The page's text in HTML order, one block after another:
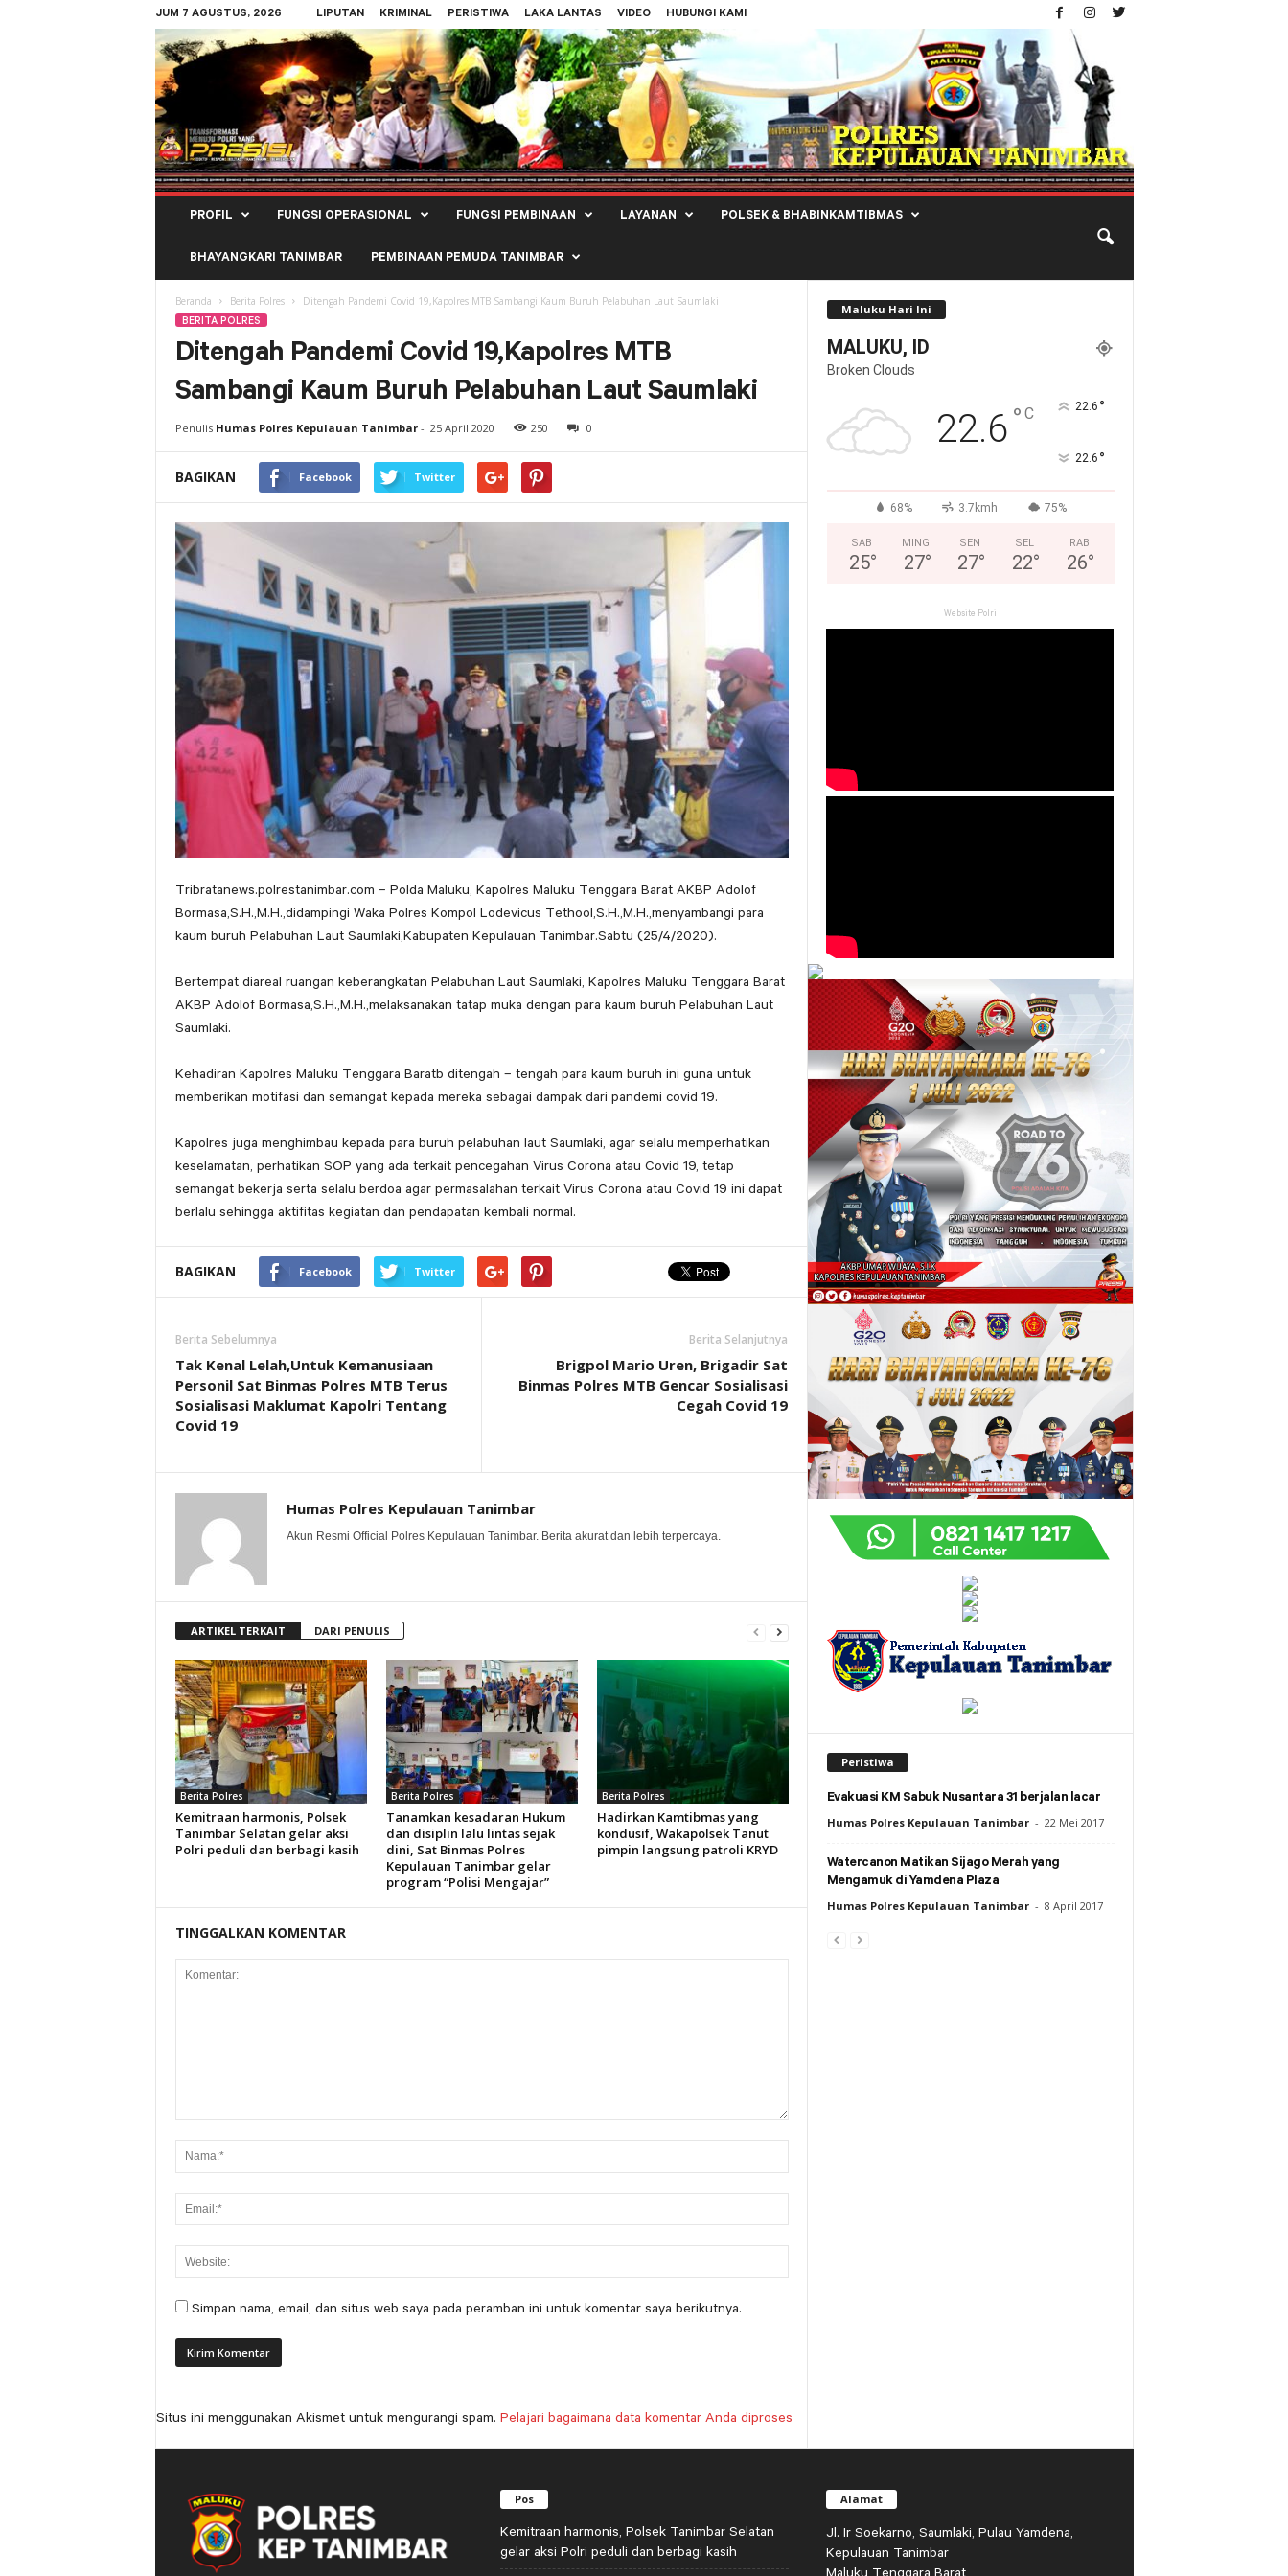
JUM 7 AGUSTUS, 2026 LIPUTAN KRIMINAL PERISTIWA LAKA LANTAS VIDEO HUBUNGI KAMI
Polres
Kepulauan
PROFIL FUNGSI OPERASIONAL FUNGSI PEMBINAAN LAYANAN POLSEK & BHABINKAMTIBMAS
BHAYANGKARI TANIMBAR PEMBINAAN PEMUDA TANIMBAR
Beranda Berita Polres Ditengah Pandemi Covid 19,Kapolres MTB Sambangi Kaum Buruh Pelabuhan Laut Saumlaki
BERITA POLRES
Ditengah Pandemi Covid 19,Kapolres MTB
Sambangi Kaum Buruh Pelabuhan Laut Saumlaki
Penulis Humas Polres Kepulauan Tanimbar- 25 April 2020 250 0
BAGIKAN Facebook Twitter
Tribratanews.polrestanimbar.com – Polda Maluku, Kapolres Maluku Tenggara Barat AKBP Adolof
Bormasa,S.H.,M.H.,didampingi Waka Polres Kompol Lodevicus Tethool,S.H.,M.H.,menyambangi para
kaum buruh Pelabuhan Laut Saumlaki,Kabupaten Kepulauan Tanimbar.Sabtu (25/4/2020).
Bertempat diareal ruangan keberangkatan Pelabuhan Laut Saumlaki, Kapolres Maluku Tenggara Barat
AKBP Adolof Bormasa,S.H.,M.H.,melaksanakan tatap muka dengan para kaum buruh Pelabuhan Laut
Saumlaki.
Kehadiran Kapolres Maluku Tenggara Baratb ditengah – tengah para kaum buruh ini guna untuk
memberikan motifasi dan semangat kepada mereka sebagai dampak dari pandemi covid 19.
Kapolres juga menghimbau kepada para buruh pelabuhan laut Saumlaki, agar selalu memperhatikan
keselamatan, perhatikan SOP yang ada terkait pencegahan Virus Corona atau Covid 19, tetap
semangat bekerja serta selalu berdoa agar permasalahan terkait Virus Corona atau Covid 19 ini dapat
berlalu sehingga aktifitas kegiatan dan pendapatan kembali normal.
BAGIKAN Facebook Twitter
Berita Sebelumnya
Tak Kenal Lelah,Untuk Kemanusiaan
Personil Sat Binmas Polres MTB Terus
Sosialisasi Maklumat Kapolri Tentang
Covid 19
Berita Selanjutnya
Brigpol Mario Uren, Brigadir Sat
Binmas Polres MTB Gencar Sosialisasi
Cegah Covid 19
Humas Polres Kepulauan Tanimbar
Akun Resmi Official Polres Kepulauan Tanimbar. Berita akurat dan lebih terpercaya.
ARTIKEL TERKAIT DARI PENULIS
Berita Polres
Kemitraan harmonis, Polsek
Tanimbar Selatan gelar aksi
Polri peduli dan berbagi kasih
Berita Polres
Tanamkan kesadaran Hukum
dan disiplin lalu lintas sejak
dini, Sat Binmas Polres
Kepulauan Tanimbar gelar
program “Polisi Mengajar”
Berita Polres
Hadirkan Kamtibmas yang
kondusif, Wakapolsek Tanut
pimpin langsung patroli KRYD
TINGGALKAN KOMENTAR
Simpan nama, email, dan situs web saya pada peramban ini untuk komentar saya berikutnya.
Situs ini menggunakan Akismet untuk mengurangi spam. Pelajari bagaimana data komentar Anda diproses
Maluku Hari Ini
MALUKU, ID
Broken Clouds
22.6 ° C 22.6 °
22.6 °
68% 3.7kmh 75%
SAB
25°
MING
27°
SEN
27°
SEL
22°
RAB
26°
Website Polri
Peristiwa
Evakuasi KM Sabuk Nusantara 31 berjalan lacar
Humas Polres Kepulauan Tanimbar - 22 Mei 2017
Watercanon Matikan Sijago Merah yang
Mengamuk di Yamdena Plaza
Humas Polres Kepulauan Tanimbar - 8 April 2017
Pos
Kemitraan harmonis, Polsek Tanimbar Selatan
gelar aksi Polri peduli dan berbagi kasih
Alamat
Jl. Ir Soekarno, Saumlaki, Pulau Yamdena,
Kepulauan Tanimbar
Maluku Tenggara Barat